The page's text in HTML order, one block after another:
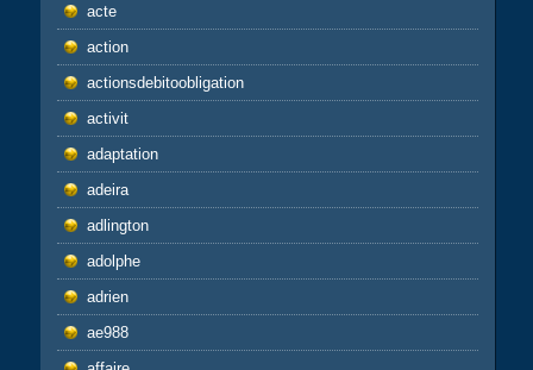
acte
action
actionsdebitoobligation
activit
adaptation
adeira
adlington
adolphe
adrien
ae988